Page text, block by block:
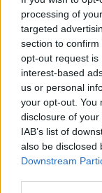
processing of
targeted
section to
opt-out request is
interest-based
us or personal
your opt-out. You
disclosure of
IAB’s list of
also be disclosed
Downstream